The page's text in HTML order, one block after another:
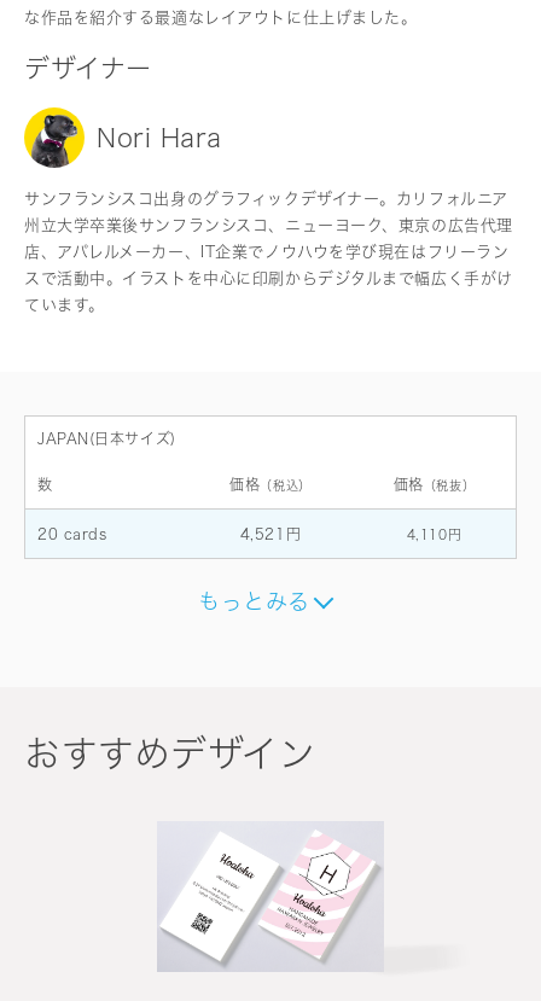
な作品を紹介する最適なレイアウトに仕上げました。
デザイナー
Nori Hara
サンフランシスコ出身のグラフィックデザイナー。カリフォルニア
州立大学卒業後サンフランシスコ、ニューヨーク、東京の広告代理
店、アパレルメーカー、IT企業でノウハウを学び現在はフリーラン
スで活動中。イラストを中心に印刷からデジタルまで幅広く手がけ
ています。
JAPAN(日本サイズ)
数 価格 （税込） 価格 （税抜）
20 cards 4,521円 4,110円
もっとみる
おすすめデザイン